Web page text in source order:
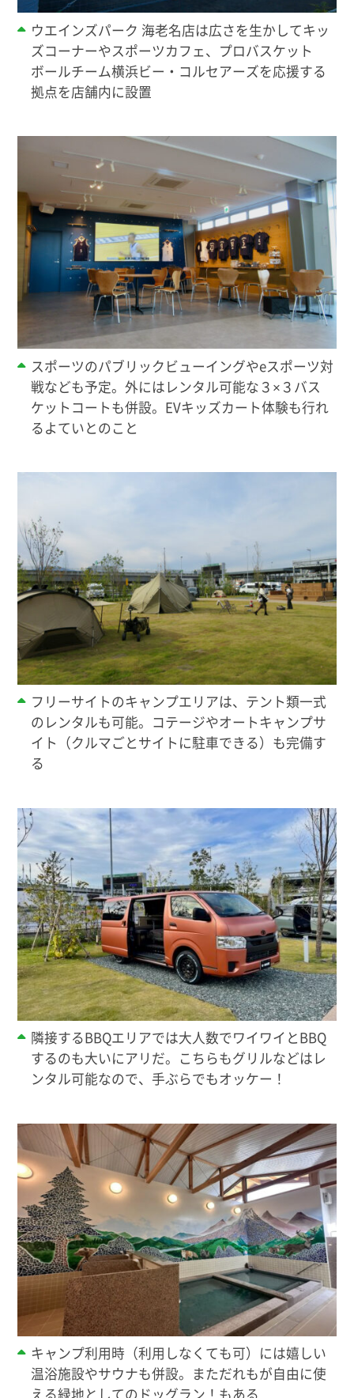
ウエインズパーク 海老名店は広さを生かしてキッ
ズコーナーやスポーツカフェ、プロバスケット
ボールチーム横浜ビー・コルセアーズを応援する
拠点を店舗内に設置
スポーツのパブリックビューイングやeスポーツ対
戦なども予定。外にはレンタル可能な３×３バス
ケットコートも併設。EVキッズカート体験も行れ
るよていとのこと
フリーサイトのキャンプエリアは、テント類一式
のレンタルも可能。コテージやオートキャンプサ
イト（クルマごとサイトに駐車できる）も完備す
る
隣接するBBQエリアでは大人数でワイワイとBBQ
するのも大いにアリだ。こちらもグリルなどはレ
ンタル可能なので、手ぶらでもオッケー！
キャンプ利用時（利用しなくても可）には嬉しい
温浴施設やサウナも併設。まただれもが自由に使
える緑地としてのドッグラン！もある